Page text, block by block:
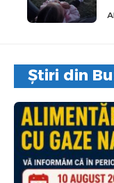
Știri din